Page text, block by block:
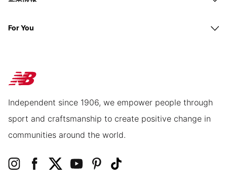
For You
Independent since 1906, we empower people through
sport and craftsmanship to create positive change in
communities around the world.